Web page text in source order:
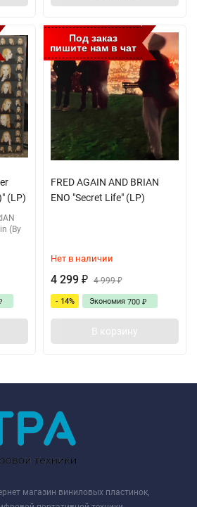
(LP)
(By
Под заказ
пишите нам в чат
FRED AGAIN AND BRIAN
ENO "Secret Life" (LP)
Нет в наличии
4 299 ₽ 4 999₽
- 14% Экономия 700 ₽
В корзину
магазин виниловых пластинок,